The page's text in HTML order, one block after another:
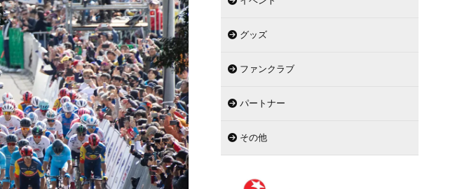
グッズ
ファンクラブ
パートナー
その他